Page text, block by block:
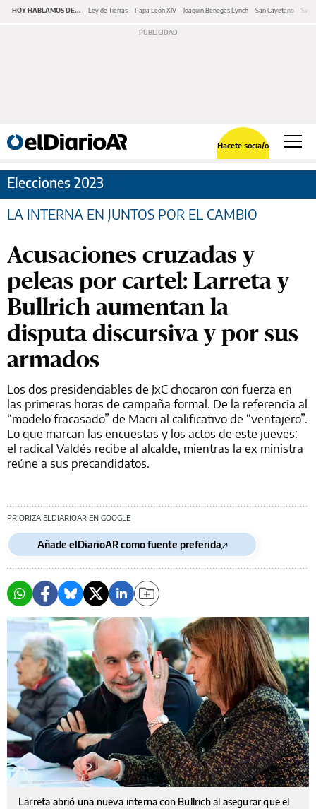
HOY HABLAMOS DE... Ley de Tierras Papa León XIV Joaquín Benegas Lynch San Cayetano
Hacete socia/o
Elecciones 2023
LA INTERNA EN JUNTOS POR EL CAMBIO
Acusaciones cruzadas y
peleas por cartel: Larreta y
Bullrich aumentan la
disputa discursiva y por sus
armados
Los dos presidenciables de JxC chocaron con fuerza en
las primeras horas de campaña formal. De la referencia al
“modelo fracasado” de Macri al calificativo de “ventajero”.
Lo que marcan las encuestas y los actos de este jueves:
el radical Valdés recibe al alcalde, mientras la ex ministra
reúne a sus precandidatos.
PRIORIZA ELDIARIOAR EN GOOGLE
Añade elDiarioAR como fuente preferida
Larreta abrió una nueva interna con Bullrich al asegurar que el